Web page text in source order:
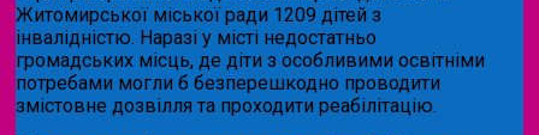
Житомирської міської ради 1209 дітей з
інвалідністю. Наразі у місті недостатньо
громадських місць, де діти з особливими освітніми
потребами могли б безперешкодно проводити
змістовне дозвілля та проходити реабілітацію.